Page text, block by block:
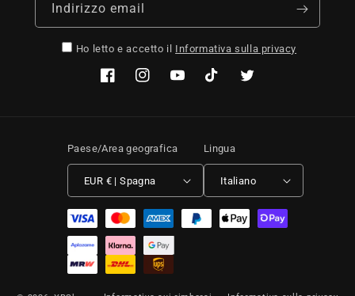
Indirizzo email
Ho letto e accetto il Informativa sulla privacy
FacebookInstagramYouTubeTikTok Twitter
Paese/Area geografica
EUR € | Spagna
Lingua
Italiano
Metodi di pagamento